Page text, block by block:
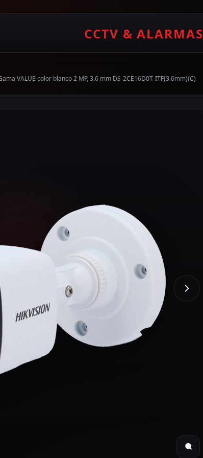
CCTV & ALARMAS
VALUE color blanco 2 MP, 3.6 mm DS-2CE16D0T-ITF(3.6mm)(C)